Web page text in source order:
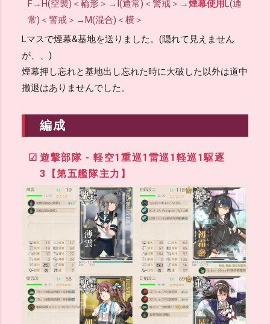
F→H(空襲)＜輪形＞→I(通常)＜警戒＞→煙幕使用L(通
常)＜警戒＞→M(混合)＜横＞
Lマスで煙幕&基地を送りました。(隠れて見えません
が、、)
煙幕押し忘れと基地出し忘れた時に大破した以外は道中
撤退はありませんでした。
編成
遊撃部隊 - 軽空1重巡1雷巡1軽巡1駆逐
3【第五艦隊主力】